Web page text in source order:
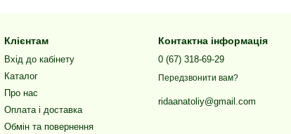
Клієнтам
Вхід до кабінету
Каталог
Про нас
Оплата і доставка
Обмін та повернення
Контактна інформація
0 (67) 318-69-29
Передзвонити вам?
ridaanatoliy@gmail.com